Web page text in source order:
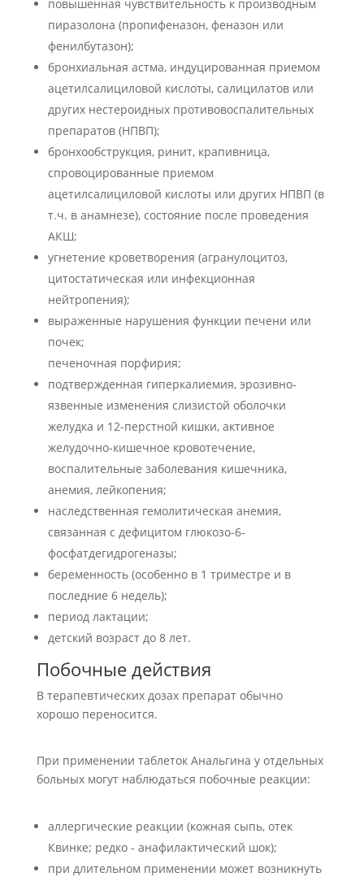
повышенная чувствительность к производным
пиразолона (пропифеназон, феназон или
фенилбутазон);
бронхиальная астма, индуцированная приемом
ацетилсалициловой кислоты, салицилатов или
других нестероидных противовоспалительных
препаратов (НПВП);
бронхообструкция, ринит, крапивница,
спровоцированные приемом
ацетилсалициловой кислоты или других НПВП (в
т.ч. в анамнезе), состояние после проведения
АКШ;
угнетение кроветворения (агранулоцитоз,
цитостатическая или инфекционная
нейтропения);
выраженные нарушения функции печени или
почек;
печеночная порфирия;
подтвержденная гиперкалиемия, эрозивно-
язвенные изменения слизистой оболочки
желудка и 12-перстной кишки, активное
желудочно-кишечное кровотечение,
воспалительные заболевания кишечника,
анемия, лейкопения;
наследственная гемолитическая анемия,
связанная с дефицитом глюкозо-6-
фосфатдегидрогеназы;
беременность (особенно в 1 триместре и в
последние 6 недель);
период лактации;
детский возраст до 8 лет.
Побочные действия
В терапевтических дозах препарат обычно
хорошо переносится.
При применении таблеток Анальгина у отдельных
больных могут наблюдаться побочные реакции:
аллергические реакции (кожная сыпь, отек
Квинке; редко - анафилактический шок);
при длительном применении может возникнуть